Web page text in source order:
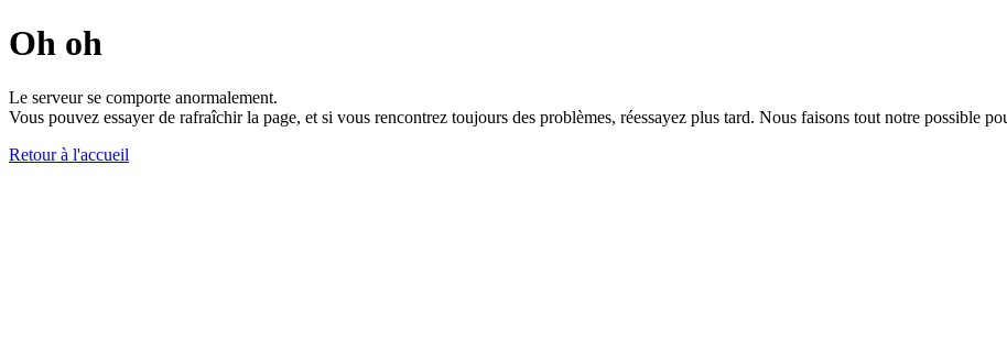
Oh oh
Le serveur se comporte anormalement.
Vous pouvez essayer de rafraîchir la page, et si vous rencontrez toujours des problèmes, réessayez plus tard. Nous faisons tout notre possible
Retour à l'accueil